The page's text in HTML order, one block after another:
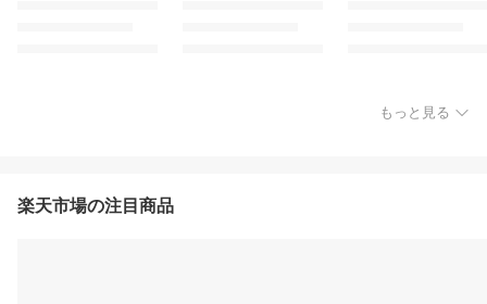
もっと見る
楽天市場の注目商品